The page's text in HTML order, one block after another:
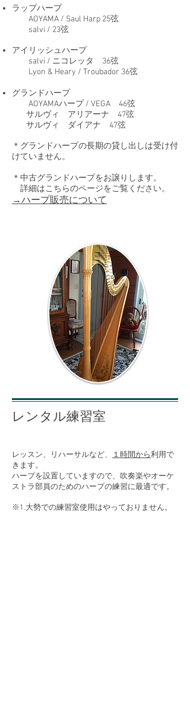
ラップハープ
AOYAMA / Saul Harp 25弦
salvi / 23弦
アイリッシュハープ
salvi / ニコレッタ 36弦
Lyon & Heary / Troubador 36弦
グランドハープ
AOYAMAハープ / VEGA 46弦
サルヴィ アリアーナ 47弦
サルヴィ ダイアナ 47弦
＊グランドハープの長期の貸し出しは受け付
けていません。
＊ 中古グランドハープをお譲りします。
詳細はこちらのページをご覧ください。
→ハープ販売について
レンタル練習室
​レッスン、リハーサルなど、 １時間から利用で
きます。​
ハープを設置していますので、吹奏楽やオーケ
ストラ部員のためのハープの練習に最適です。
​※1.大勢での練習室使用はやっておりません。